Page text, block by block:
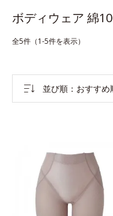
ボディウェア 綿
全5件（1-5件を表示）
並び順 おすすめ